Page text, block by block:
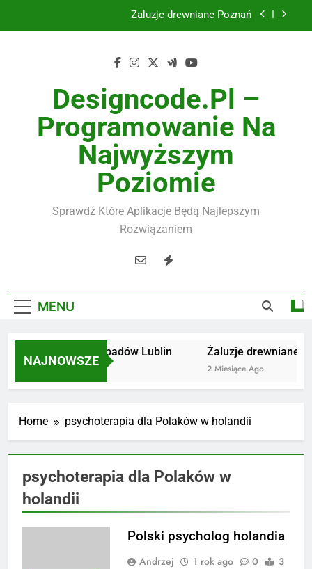
Żaluzje drewniane Poznań
Utylizacja odpadów Lublin
Żaluzje drewniane Poznań
Instalacje elektryczne Gdańsk
Designcode.pl –
Programowanie Na
Najwyższym
Poziomie
Sprawdź Które Aplikacje Będą Najlepszym
Rozwiązaniem
MENU
NAJNOWSZE
Utylizacja odpadów Lublin
2 Miesiące Ago
Żaluzje drewniane
2 Miesiące Ago
Home psychoterapia dla Polaków w holandii
psychoterapia dla Polaków w
holandii
Polski psycholog holandia
Andrzej 1 rok ago 0
3